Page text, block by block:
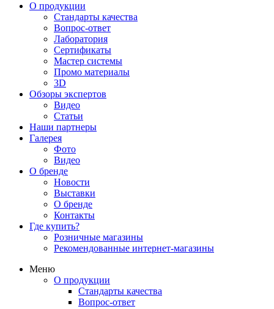
О продукции
Стандарты качества
Вопрос-ответ
Лаборатория
Сертификаты
Мастер системы
Промо материалы
3D
Обзоры экспертов
Видео
Статьи
Наши партнеры
Галерея
Фото
Видео
О бренде
Новости
Выставки
О бренде
Контакты
Где купить?
Розничные магазины
Рекомендованные интернет-магазины
Меню
О продукции
Стандарты качества
Вопрос-ответ